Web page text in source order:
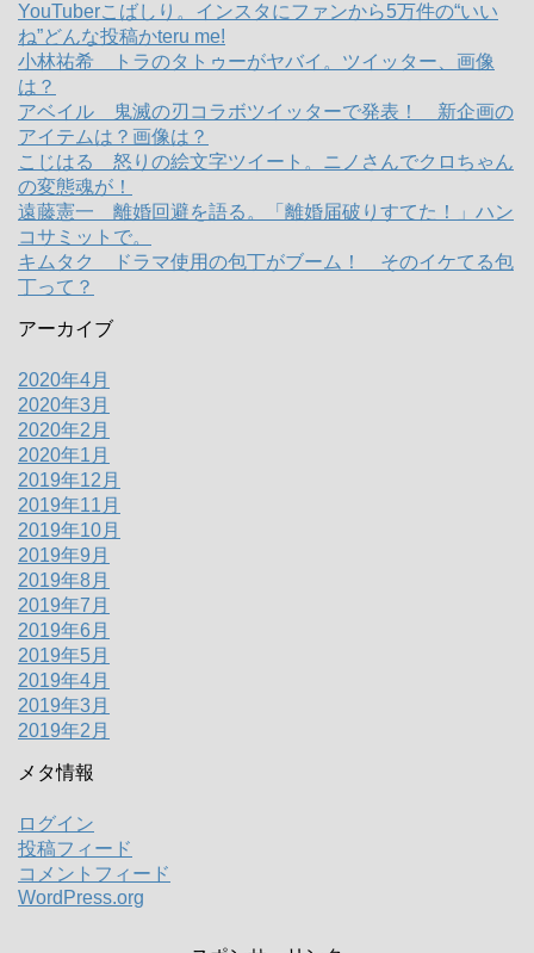
YouTuberこばしり。インスタにファンから5万件の“いい
ね”どんな投稿かteru me!
小林祐希 トラのタトゥーがヤバイ。ツイッター、画像
は？
アベイル 鬼滅の刃コラボツイッターで発表！ 新企画の
アイテムは？画像は？
こじはる 怒りの絵文字ツイート。ニノさんでクロちゃん
の変態魂が！
遠藤憲一 離婚回避を語る。「離婚届破りすてた！」ハン
コサミットで。
キムタク ドラマ使用の包丁がブーム！ そのイケてる包
丁って？
アーカイブ
2020年4月
2020年3月
2020年2月
2020年1月
2019年12月
2019年11月
2019年10月
2019年9月
2019年8月
2019年7月
2019年6月
2019年5月
2019年4月
2019年3月
2019年2月
メタ情報
ログイン
投稿フィード
コメントフィード
WordPress.org